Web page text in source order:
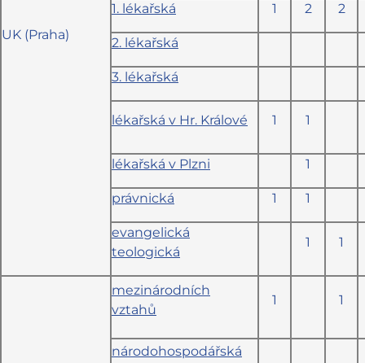
UK (Praha)
1. lékařská 1 2 2
2. lékařská
3. lékařská
lékařská v Hr. Králové 1 1
lékařská v Plzni 1
právnická 1 1
evangelická
teologická
1 1
mezinárodních
vztahů
1 1
národohospodářská